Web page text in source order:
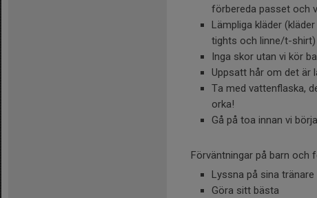
förbereda passet och
Lämpliga kläder
tights och linne/t-shirt)
Inga skor utan vi kör
Uppsatt hår om det är
Ta med vattenflaska,
orka!
Gå på toa innan vi
Förväntningar på barn och
Lyssna på sina tränare
Göra sitt bästa